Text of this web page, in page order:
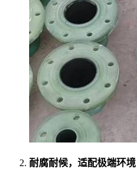
耐腐耐候，适配极端环境